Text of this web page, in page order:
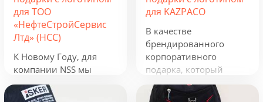
подарки с логотипом
для ТОО
«НефтеСтройСервис
Лтд» (НСС)
К Новому Году, для
компании NSS мы
разработали
подарки с логотипом
для KAZPACO
В качестве
брендированного
корпоративного
подарка, который
можно использовать в